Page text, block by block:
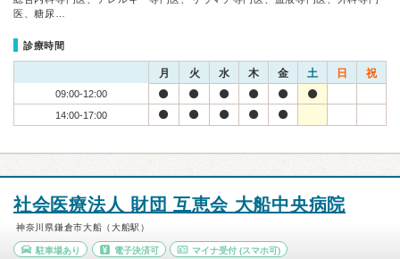
医、糖尿…
診療時間
月 火 水 木 金 土 日 祝
09:00-12:00
14:00-17:00
社会医療法人 財団 互恵会 大船中央病院
神奈川県鎌倉市大船（大船駅）
駐車場あり 電子決済可 マイナ受付 (スマホ可)